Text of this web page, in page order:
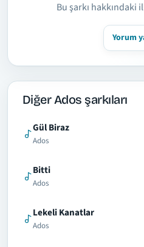
Bu şarkı hakkındaki
Yorum
Diğer Ados şarkıları
Gül Biraz
Ados
Bitti
Ados
Lekeli Kanatlar
Ados